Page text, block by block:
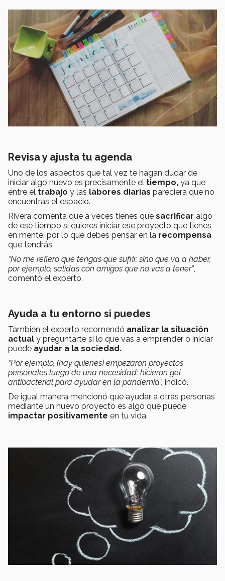
Revisa y ajusta tu agenda
Uno de los aspectos que tal vez te hagan dudar de
iniciar algo nuevo es precisamente el tiempo, ya que
entre el trabajo y las labores diarias pareciera que no
encuentras el espacio.
Rivera comenta que a veces tienes que sacrificar algo
de ese tiempo si quieres iniciar ese proyecto que tienes
en mente, por lo que debes pensar en la recompensa
que tendrás.
“No me refiero que tengas que sufrir, sino que va a haber,
por ejemplo, salidas con amigos que no vas a tener”,
comentó el experto.
Ayuda a tu entorno si puedes
También el experto recomendó analizar la situación
actual y preguntarte si lo que vas a emprender o iniciar
puede ayudar a la sociedad.
“Por ejemplo, (hay quienes) empezaron proyectos
personales luego de una necesidad: hicieron gel
antibacterial para ayudar en la pandemia”, indicó.
De igual manera mencionó que ayudar a otras personas
mediante un nuevo proyecto es algo que puede
impactar positivamente en tu vida.